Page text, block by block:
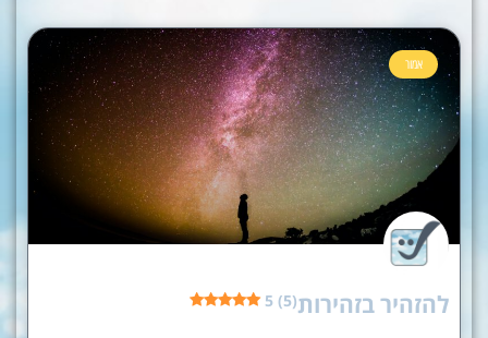
אמור
להזהיר בזהירות5 (5)